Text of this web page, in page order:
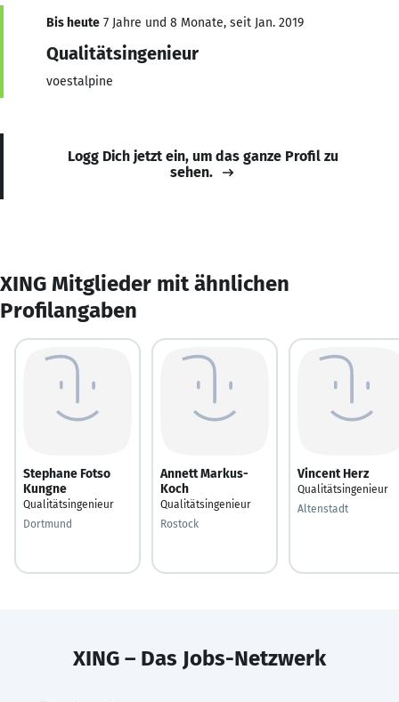
Bis heute 7 Jahre und 8 Monate, seit Jan. 2019
Qualitätsingenieur
voestalpine
Logg Dich jetzt ein, um das ganze Profil zu
sehen.
XING Mitglieder mit ähnlichen
Profilangaben
Stephane Fotso
Kungne
Qualitätsingenieur
Dortmund
Annett Markus-
Koch
Qualitätsingenieur
Rostock
Vincent Herz
Qualitätsingenieur
Altenstadt
XING – Das Jobs-Netzwerk